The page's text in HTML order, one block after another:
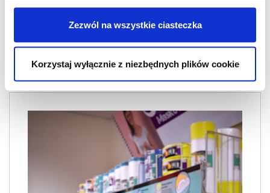
Zezwól na wszystkie ciasteczka
Korzystaj wyłącznie z niezbędnych plików cookie
Więcej